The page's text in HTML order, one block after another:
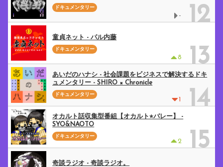
- 12
ドキュメンタリー
8 13
童貞ネット - パル内藤
ドキュメンタリー
1 14
あいだのハナシ - 社会課題をビジネスで解決するドキ
ュメンタリー - SHIRO × Chronicle
ドキュメンタリー
2 15
オカルト話収集型番組【オカルト⭐︎バレー】 -
SYO&NAOTO
ドキュメンタリー
奇談ラジオ - 奇談ラジオ。